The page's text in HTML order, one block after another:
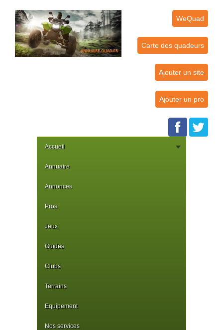
WeQuad
Carte des quadeurs
Ajouter un site
Ajouter un pro
Accueil
Annuaire
Annonces
Pros
Jeux
Guides
Clubs
Terrains
Equipement
Nos services